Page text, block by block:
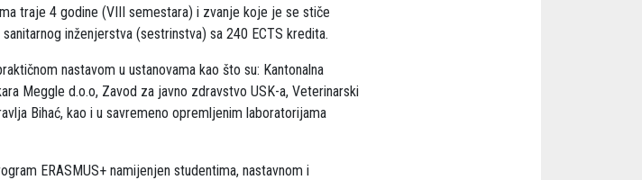
traje 4 godine (VIII semestara) i zvanje koje je se stiče
inženjerstva (sestrinstva) sa 240 ECTS kredita.
nastavom u ustanovama kao što su: Kantonalna
Meggle d.o.o, Zavod za javno zdravstvo USK-a, Veterinarski
Bihać, kao i u savremeno opremljenim laboratorijama
ERASMUS+ namijenjen studentima, nastavnom i